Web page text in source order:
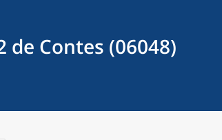
de Contes (06048)